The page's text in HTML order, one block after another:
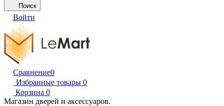
Поиск
Войти
Сравнение0
Избранные товары 0
Корзина 0
Магазин дверей и аксессуаров.